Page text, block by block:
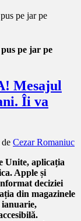
pe jar pe
Mesajul
Îi va
de Cezar Romaniuc
Unite, aplicația
Apple și
deciziei
din magazinele